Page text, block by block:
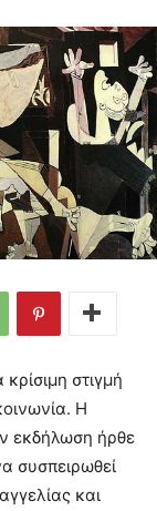
στιγμή
Η
εκδήλωση ήρθε
συσπειρωθεί
και